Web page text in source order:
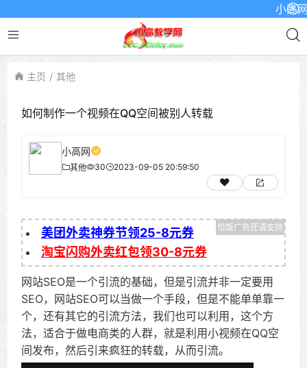
小高网已
主页 其他
如何制作一个视频在QQ空间被别人转载
小高网
其他 30 2023-09-05 20:59:50
美团外卖神券节领25-8元券
淘宝闪购外卖红包领30-8元券
网站SEO是一个引流的基础，但是引流并非一定要用
SEO，网站SEO可以当做一个手段，但是不能单单靠一
个，还有其它的引流方法，我们也可以利用，这个方
法，适合于做电商类的人群，就是利用小视频在QQ空
间发布，然后引来疯狂的转载，从而引流。